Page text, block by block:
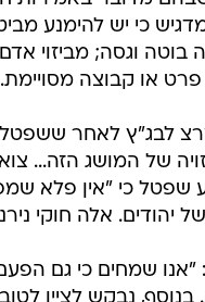
אשתקד, והגיע
בעניין רמת השיח
בוטים
זכיון בכפוף
חל ביתר שאת שעה
כי יש להימנע
וגסה; מביזוי